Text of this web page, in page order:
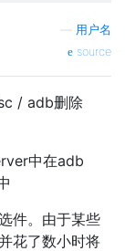
用户名
source
/ adb删除
中在adb
件。由于某些
花了数小时将